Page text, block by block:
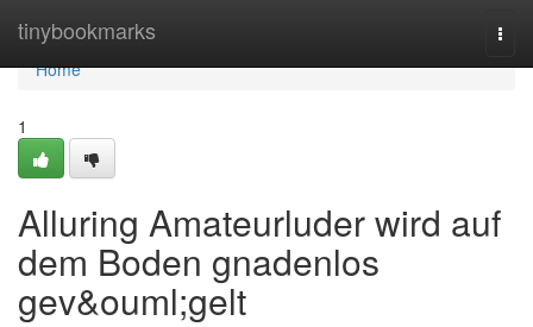
tinybookmarks
Home
Home
1
Alluring Amateurluder wird auf
dem Boden gnadenlos
gev&ouml;gelt